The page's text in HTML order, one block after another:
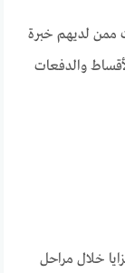
ممن لديهم خبرة
والدفعات
خلال مراحل